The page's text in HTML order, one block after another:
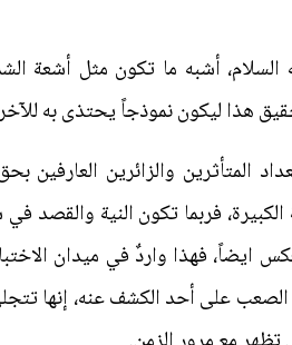
السلام، أشبه ما تكون مثل أشعة
هذا ليكون نموذجاً يحتذى به
والزائرين العارفين
فربما تكون النية والقصد
فهذا واردٌ في ميدان
على أحد الكشف عنه، إنها تتجلى